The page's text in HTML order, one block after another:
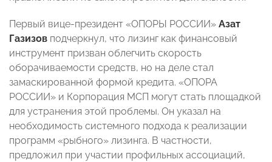
Первый вице-президент «ОПОРЫ РОССИИ» Азат
Газизов подчеркнул, что лизинг как финансовый
инструмент призван облегчить скорость
оборачиваемости средств, но на деле стал
замаскированной формой кредита. «ОПОРА
РОССИИ» и Корпорация МСП могут стать площадкой
для устранения этой проблемы. Он указал на
необходимость системного подхода к реализации
программ «рыбного» лизинга. В частности,
предложил при участии профильных ассоциаций,